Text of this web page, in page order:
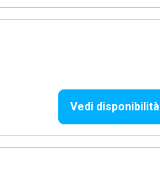
Vedi disponibilità